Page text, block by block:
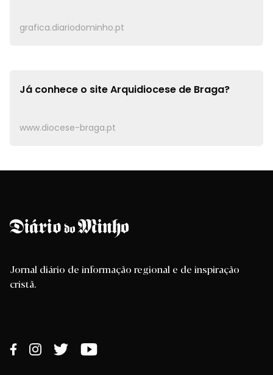
grafica.diariodominho.pt
Já conhece o siteArquidiocese de Braga?
www.diocese-braga.pt
Jornal diário de informação regional e de inspiração
cristã.